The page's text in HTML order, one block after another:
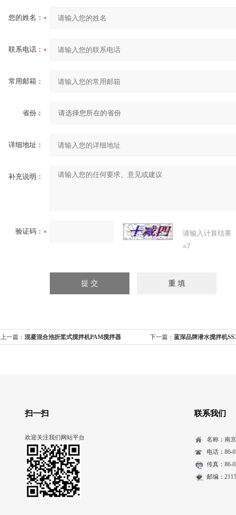
您的姓名：
联系电话：
常用邮箱：
省份：
详细地址：
补充说明：
验证码：
请输入计算结果
=7
上一篇： 混凝混合池折桨式搅拌机PAM搅拌器 下一篇： 蓝深品牌潜水搅拌机
扫一扫
欢迎关注我们网站平台
联系我们
名称：南
电话：86-
传真：86-
邮编：